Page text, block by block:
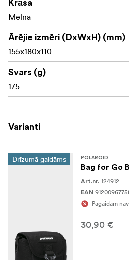
Krāsa
Melna
Ārējie izmēri (DxWxH) (mm)
155x180x110
Svars (g)
175
Varianti
Drīzumā gaidāms POLAROID
Bag for Go
Art.nr. 124912
EAN
Pagaidām
30,90 €